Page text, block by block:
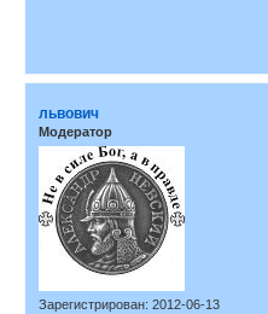
львович
Модератор
Зарегистрирован: 2012-06-13